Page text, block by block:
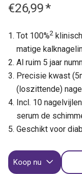
€26,99*
Tot 100%2
matige
Al ruim 5 jaar
Precisie kwast
(loszittende)
Incl. 10
serum de
Geschikt voor
Koop nu